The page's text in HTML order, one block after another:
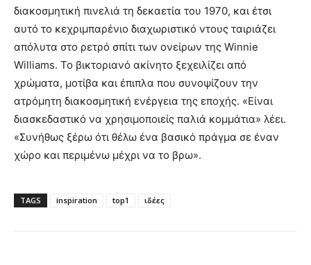
διακοσμητική πινελιά τη δεκαετία του 1970, και έτσι
αυτό το κεχριμπαρένιο διαχωριστικό ντους ταιριάζει
απόλυτα στο ρετρό σπίτι των ονείρων της Winnie
Williams. Το βικτοριανό ακίνητο ξεχειλίζει από
χρώματα, μοτίβα και έπιπλα που συνοψίζουν την
ατρόμητη διακοσμητική ενέργεια της εποχής. «Είναι
διασκεδαστικό να χρησιμοποιείς παλιά κομμάτια» λέει.
«Συνήθως ξέρω ότι θέλω ένα βασικό πράγμα σε έναν
χώρο και περιμένω μέχρι να το βρω».
TAGS inspiration top1 ιδέες